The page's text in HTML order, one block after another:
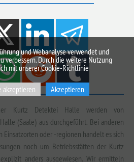
Kurtz Detektei Halle werden von
(Saale) aus durchgeführt. Bei anderen
Einsatzorten oder -regionen handelt es sich
noch um Betriebsstätten der Kurtz
anders ausgewiesen. Wir ermitteln
und Webanalyse verwendet und
verbessern. Durch die weitere Nutzung
mit unserer Cookie-Richtlinie
akzeptieren
Akzeptieren